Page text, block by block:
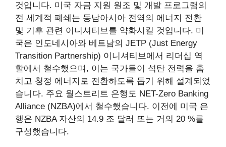
것입니다. 미국 자금 지원 원조 및 개발 프로그램의
전 세계적 폐쇄는 동남아시아 전역의 에너지 전환
및 기후 관련 이니셔티브를 약화시킬 것입니다. 미
국은 인도네시아와 베트남의 JETP (Just Energy
Transition Partnership) 이니셔티브에서 리더십 역
할에서 철수했으며, 이는 국가들이 석탄 전력을 훔
치고 청정 에너지로 전환하도록 돕기 위해 설계되었
습니다. 주요 월스트리트 은행도 NET-Zero Banking
Alliance (NZBA)에서 철수했습니다. 이전에 미국 은
행은 NZBA 자산의 14.9 조 달러 또는 거의 20 %를
구성했습니다.